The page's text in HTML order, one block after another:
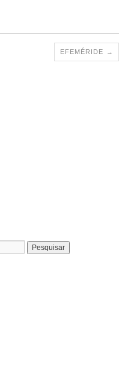
EFEMÉRIDE →